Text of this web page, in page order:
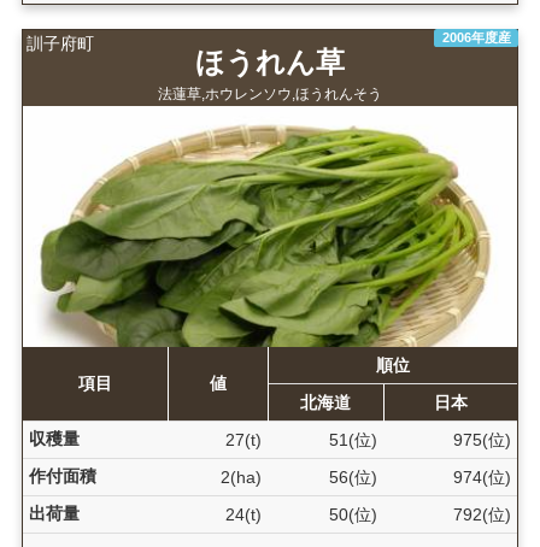
訓子府町 2006年度産
ほうれん草
法蓮草,ホウレンソウ,ほうれんそう
項目 値
順位
北海道
日本
収穫量
27(t) 51(位)
975(位)
作付面積
2(ha) 56(位)
974(位)
出荷量
24(t) 50(位) 792(位)